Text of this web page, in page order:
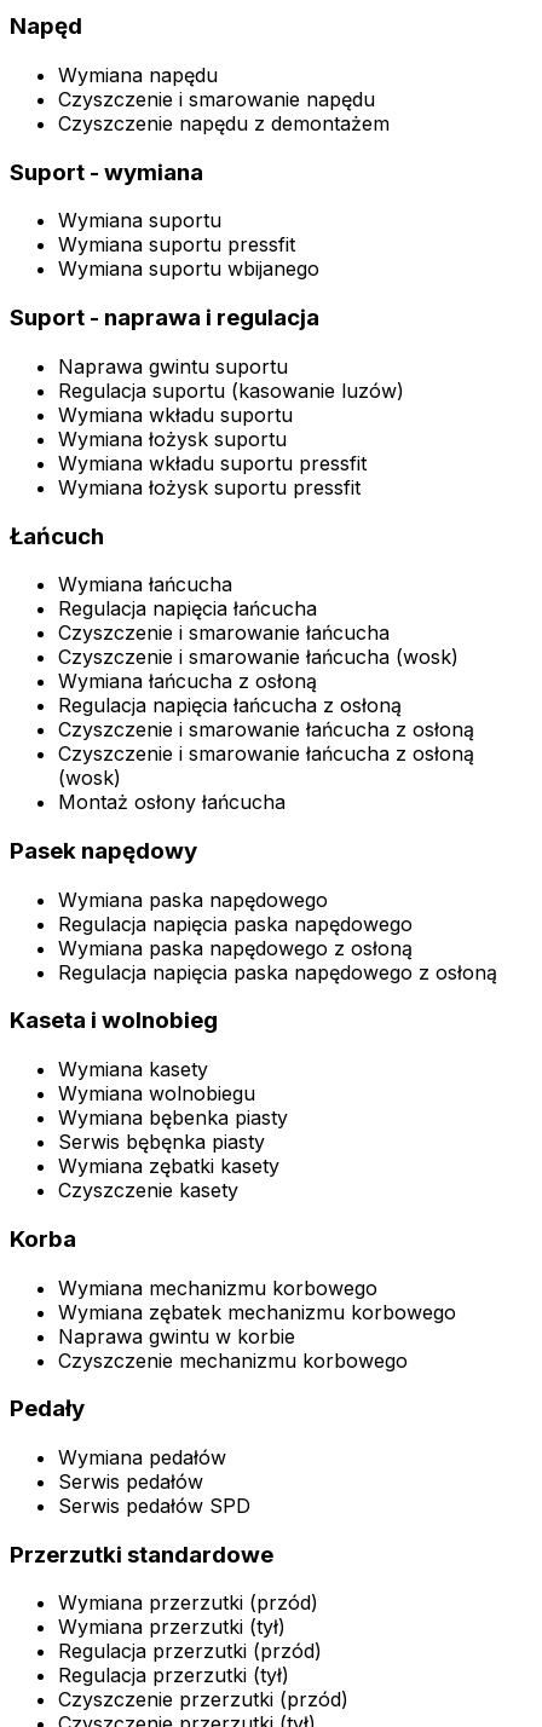
Napęd
Wymiana napędu
Czyszczenie i smarowanie napędu
Czyszczenie napędu z demontażem
Suport - wymiana
Wymiana suportu
Wymiana suportu pressfit
Wymiana suportu wbijanego
Suport - naprawa i regulacja
Naprawa gwintu suportu
Regulacja suportu (kasowanie luzów)
Wymiana wkładu suportu
Wymiana łożysk suportu
Wymiana wkładu suportu pressfit
Wymiana łożysk suportu pressfit
Łańcuch
Wymiana łańcucha
Regulacja napięcia łańcucha
Czyszczenie i smarowanie łańcucha
Czyszczenie i smarowanie łańcucha (wosk)
Wymiana łańcucha z osłoną
Regulacja napięcia łańcucha z osłoną
Czyszczenie i smarowanie łańcucha z osłoną
Czyszczenie i smarowanie łańcucha z osłoną
(wosk)
Montaż osłony łańcucha
Pasek napędowy
Wymiana paska napędowego
Regulacja napięcia paska napędowego
Wymiana paska napędowego z osłoną
Regulacja napięcia paska napędowego z osłoną
Kaseta i wolnobieg
Wymiana kasety
Wymiana wolnobiegu
Wymiana bębenka piasty
Serwis bębęnka piasty
Wymiana zębatki kasety
Czyszczenie kasety
Korba
Wymiana mechanizmu korbowego
Wymiana zębatek mechanizmu korbowego
Naprawa gwintu w korbie
Czyszczenie mechanizmu korbowego
Pedały
Wymiana pedałów
Serwis pedałów
Serwis pedałów SPD
Przerzutki standardowe
Wymiana przerzutki (przód)
Wymiana przerzutki (tył)
Regulacja przerzutki (przód)
Regulacja przerzutki (tył)
Czyszczenie przerzutki (przód)